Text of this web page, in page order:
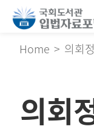
Home 의회
의회